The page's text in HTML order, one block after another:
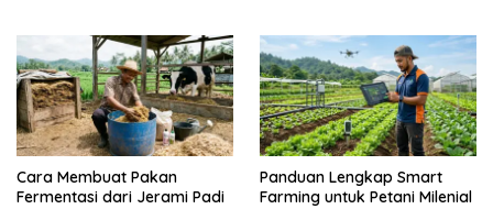
Cara Membuat Pakan
Fermentasi dari Jerami Padi
Panduan Lengkap Smart
Farming untuk Petani Milenial